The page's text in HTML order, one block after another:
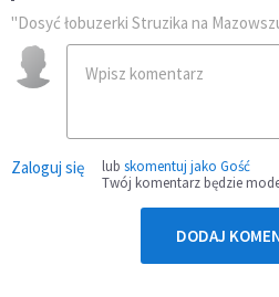
"Dosyć łobuzerki Struzika na
Zaloguj się lub skomentuj jako Gość
Twój komentarz będzie
DODAJ